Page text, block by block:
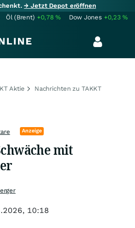
→ Jetzt Depot eröffnen
Öl (Brent) +0,78% Dow Jones +0,23%
Aktie Nachrichten zu TAKKT
Anzeige
mit
10:18